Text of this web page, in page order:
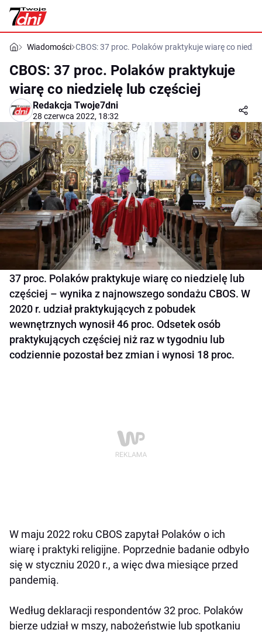
Wiadomości CBOS: 37 proc. Polaków praktykuje wiarę co
CBOS: 37 proc. Polaków praktykuje
wiarę co niedzielę lub częściej
Redakcja Twoje7dni
28 czerwca 2022, 18:32
37 proc. Polaków praktykuje wiarę co niedzielę lub
częściej – wynika z najnowszego sondażu CBOS. W
2020 r. udział praktykujących z pobudek
wewnętrznych wynosił 46 proc. Odsetek osób
praktykujących częściej niż raz w tygodniu lub
codziennie pozostał bez zmian i wynosi 18 proc.
W maju 2022 roku CBOS zapytał Polaków o ich
wiarę i praktyki religijne. Poprzednie badanie odbyło
się w styczniu 2020 r., a więc dwa miesiące przed
pandemią.
Według deklaracji respondentów 32 proc. Polaków
bierze udział w mszy, nabożeństwie lub spotkaniu